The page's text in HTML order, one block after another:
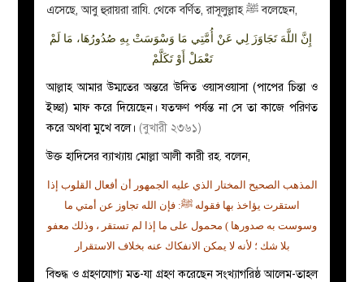
করুন
এসেছে, আবু হুরায়রা রাযি. থেকে বর্ণিত, রাসূলুল্লাহ ﷺ বলেছেন,
إِنَّ اللَّهَ تَجَاوَزَ لِي عَنْ أُمَّتِي مَا وَسْوَسَتْ بِهِ صُدُورُهَا، مَا لَمْ
تَعْمَلْ أَوْ تَكَلَّمْ
আল্লাহ আমার উম্মতের অন্তরে উদিত ওয়াসওয়াসা (পাপের চিন্তা ও
ইচ্ছা) মাফ করে দিয়েছেন। যতক্ষণ পর্যন্ত না সে তা কাজে পরিণত
করে অথবা মুখে বলে। (বুখারী ২৩৬১)
উক্ত হাদিসের ব্যাখ্যায় মোল্লা আলী কারী রহ. বলেন,
المذهب الصحيح المختار الذي عليه الجمهور أن أفعال القلوب إذا
استقرت يؤاخذ بها فقوله ﷺ: فإن الله تجاوز عن أمتي ما
وسوست به صدورها ) محمول على ما إذا لم تستقر ، وذلك معفو
بلا شك ؛ لأنه لا يمكن الانفكاك عنه بخلاف الاستقرار
বিশুদ্ধ ও গ্রহণযোগ্য মত-যা গ্রহণ করেছেন সংখ্যাগরিষ্ঠ আলেম-তাহল